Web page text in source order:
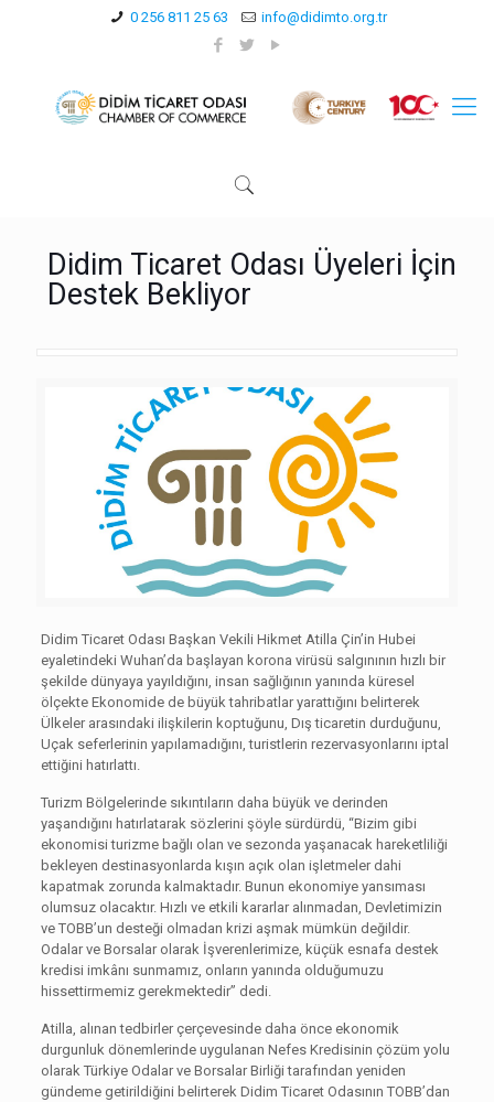
0 256 811 25 63 info@didimto.org.tr
Didim Ticaret Odası Üyeleri İçin
Destek Bekliyor
Didim Ticaret Odası Başkan Vekili Hikmet Atilla Çin’in Hubei
eyaletindeki Wuhan’da başlayan korona virüsü salgınının hızlı bir
şekilde dünyaya yayıldığını, insan sağlığının yanında küresel
ölçekte Ekonomide de büyük tahribatlar yarattığını belirterek
Ülkeler arasındaki ilişkilerin koptuğunu, Dış ticaretin durduğunu,
Uçak seferlerinin yapılamadığını, turistlerin rezervasyonlarını iptal
ettiğini hatırlattı.
Turizm Bölgelerinde sıkıntıların daha büyük ve derinden
yaşandığını hatırlatarak sözlerini şöyle sürdürdü, “Bizim gibi
ekonomisi turizme bağlı olan ve sezonda yaşanacak hareketliliği
bekleyen destinasyonlarda kışın açık olan işletmeler dahi
kapatmak zorunda kalmaktadır. Bunun ekonomiye yansıması
olumsuz olacaktır. Hızlı ve etkili kararlar alınmadan, Devletimizin
ve TOBB’un desteği olmadan krizi aşmak mümkün değildir.
Odalar ve Borsalar olarak İşverenlerimize, küçük esnafa destek
kredisi imkânı sunmamız, onların yanında olduğumuzu
hissettirmemiz gerekmektedir” dedi.
Atilla, alınan tedbirler çerçevesinde daha önce ekonomik
durgunluk dönemlerinde uygulanan Nefes Kredisinin çözüm yolu
olarak Türkiye Odalar ve Borsalar Birliği tarafından yeniden
gündeme getirildiğini belirterek Didim Ticaret Odasının TOBB’dan